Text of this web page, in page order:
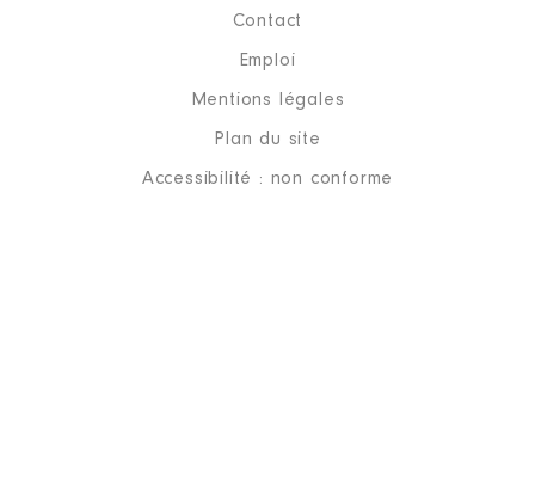
Contact
Emploi
Mentions légales
Plan du site
Accessibilité : non conforme